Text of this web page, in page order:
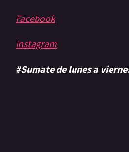
Facebook
Instagram
#Sumate de lunes a